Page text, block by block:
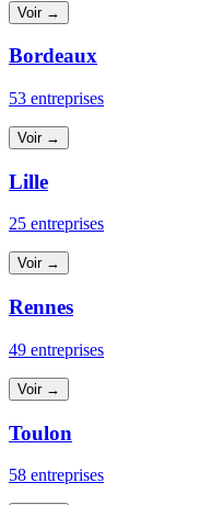
Voir →
Bordeaux
53 entreprises
Voir →
Lille
25 entreprises
Voir →
Rennes
49 entreprises
Voir →
Toulon
58 entreprises